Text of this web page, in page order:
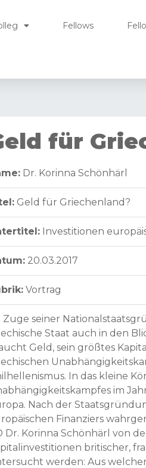
Fellows
für
Dr. Korinna Schönhärl
Geld für Griechenland?
Investitionen
20.03.2017
Vortrag
Zuge seiner
Staat auch in den
Geld, sein größtes
In das kleine
im
Nach der
Finanziers
Dr. Korinna Schönhärl von
britischer,
werden: Aus